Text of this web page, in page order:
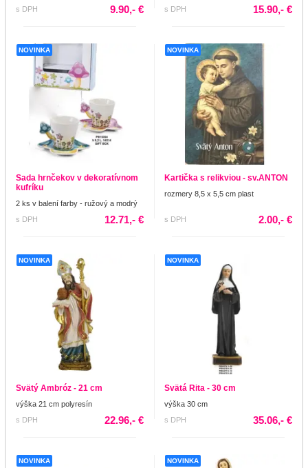
s DPH 9.90,- €
s DPH
15.90,- €
NOVINKA
Sada hrnčekov v dekoratívnom
kufríku
2 ks v balení farby - ružový a modrý
s DPH
12.71,- €
NOVINKA
Kartička s relikviou - sv.ANTON
rozmery 8,5 x 5,5 cm plast
s DPH 2.00,- €
NOVINKA
Svätý Ambróz - 21 cm
výška 21 cm polyresín
s DPH
22.96,- €
NOVINKA
Svätá Rita - 30 cm
výška 30 cm
s DPH
35.06,- €
NOVINKA NOVINKA